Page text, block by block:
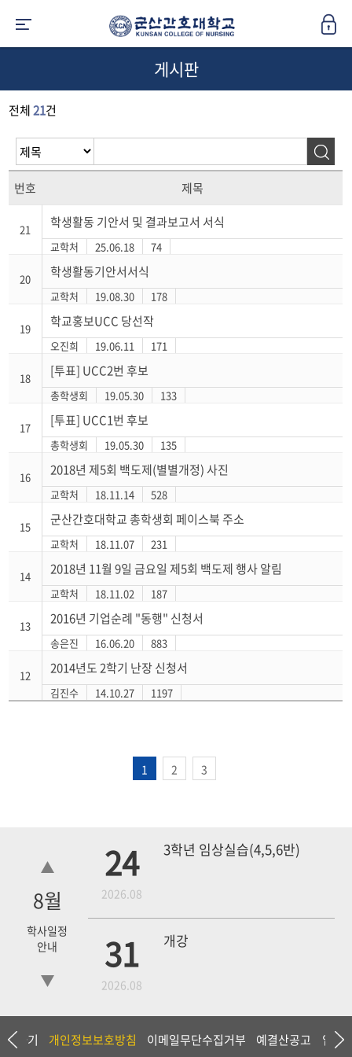
게시판
전체21건
번호 제목
21 학생활동 기안서 및 결과보고서 서식
교학처 25.06.18 74
20 학생활동기안서서식
교학처 19.08.30 178
19 학교홍보UCC 당선작
오진희 19.06.11 171
18 [투표] UCC2번 후보
총학생회 19.05.30 133
17 [투표] UCC1번 후보
총학생회 19.05.30 135
16 2018년 제5회 백도제(별별개정) 사진
교학처 18.11.14 528
15 군산간호대학교 총학생회 페이스북 주소
교학처 18.11.07 231
14 2018년 11월 9일 금요일 제5회 백도제 행사 알림
교학처 18.11.02 187
13 2016년 기업순례 "동행" 신청서
송은진 16.06.20 883
12 2014년도 2학기 난장 신청서
김진수 14.10.27 1197
1 2 3
8월
학사일정
안내
24
2026.08
3학년 임상실습(4,5,6반)
31
2026.08
개강
18 4학년 1차 모의고사
담하기 개인정보보호방침 이메일무단수집거부 예결산공고 입찰